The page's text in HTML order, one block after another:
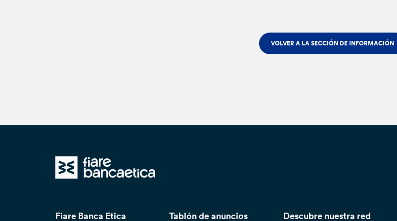
VOLVER A LA SECCIÓN DE INFORMACIÓN
Fiare Banca Etica Tablón de anuncios Descubre nuestra red